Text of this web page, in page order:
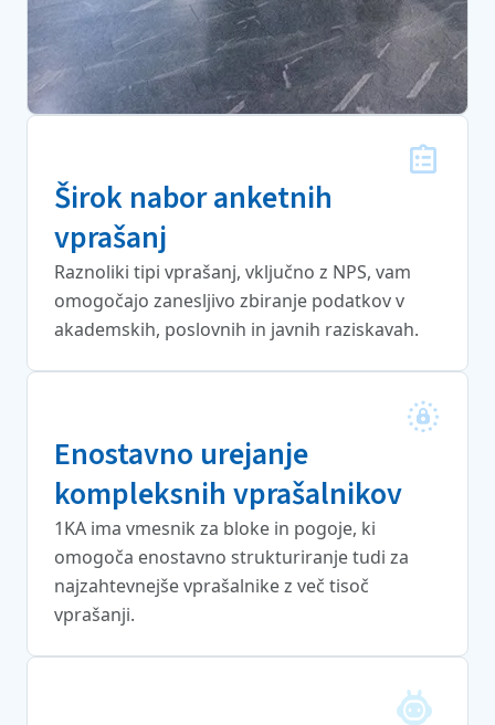
Širok nabor anketnih
vprašanj
Raznoliki tipi vprašanj, vključno z NPS, vam
omogočajo zanesljivo zbiranje podatkov v
akademskih, poslovnih in javnih raziskavah.
Enostavno urejanje
kompleksnih vprašalnikov
1KA ima vmesnik za bloke in pogoje, ki
omogoča enostavno strukturiranje tudi za
najzahtevnejše vprašalnike z več tisoč
vprašanji.